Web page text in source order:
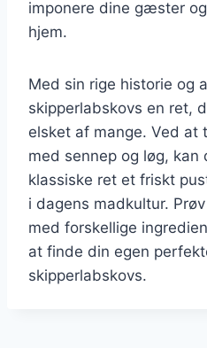
imponere dine gæster
hjem.
Med sin rige historie og
skipperlabskovs en ret,
elsket af mange. Ved at
med sennep og løg, kan
klassiske ret et friskt
i dagens madkultur.
med forskellige
at finde din egen
skipperlabskovs.